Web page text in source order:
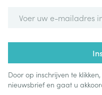
Door op inschrijven te
nieuwsbrief en gaat u